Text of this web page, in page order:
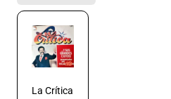
La Crítica